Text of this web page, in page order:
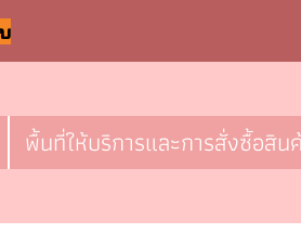
พื้นที่ให้บริการและการสั่งซื้อสิน